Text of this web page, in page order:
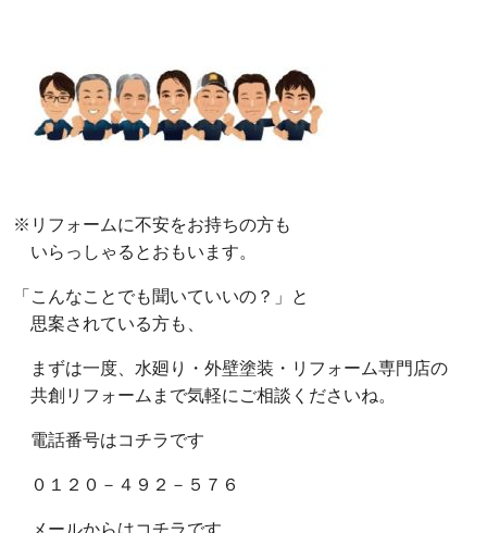
※リフォームに不安をお持ちの方も
いらっしゃるとおもいます。
「こんなことでも聞いていいの？」と
思案されている方も、
まずは一度、水廻り・外壁塗装・リフォーム専門店の
共創リフォームまで気軽にご相談くださいね。
電話番号はコチラです
０１２０－４９２－５７６
メールからはコチラです